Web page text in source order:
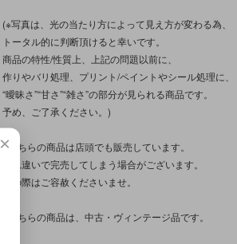
(※写真は、光の当たり方によって見え方が変わる為、
トータル的に判断頂けると幸いです。
商品の特性/性質上、上記の問題以前に、
作りやバリ処理、プリント/ペイントやシール処理に、
“曖昧さ”“甘さ”“雑さ”の部分が見られる商品です。
予め、ご了承ください。)
※こちらの商品は店頭でも販売しています。
入れ違いで完売してしまう場合がございます。
その際はご容赦くださいませ。
※こちらの商品は、中古・ヴィンテージ品です。
×